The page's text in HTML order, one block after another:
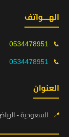
الهـــواتف
📞
0534478951
📞
0534478951
العنوان
📍 السعودية -